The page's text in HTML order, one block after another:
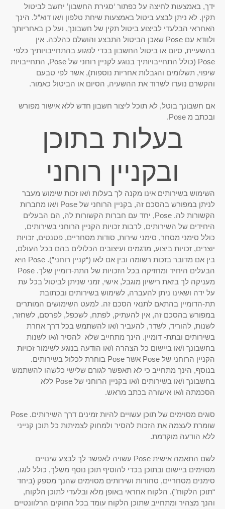
ידך, באמצעות לחיצה על כפתור ‘סגירת החשבון’ יחשב לביטול
תקין. לא ניתן לבצע ביטול באמצעות שיחת טלפון ו/או דוא”ל. הינך
האחראי הבלעדי לביצוע ביטול תקין של חשבונך, ועל כן באחריותך
ולוודא עם Pose שאכן הביטול התבצע והושלם כהלכה. אין
בהשעיית, סיום או ביטול החשבון בכדי לפגוע בהתחייבויותיך כלפי
Pose (כולל התחייבויותיך בנוגע לקניין רוחני של Pose, התחייבויות
שיפוי, תשלומים והגבלות אחריות נוספות), אשר לפי טבעם
והקשרם נועדו לשרוד את ההשעיה, הסיום או הביטול כאמור.
אם חשבונך בוטל, לא תוכל ליצור חשבון חדש ללא אישור מפורש
ובכתב מ Pose.
בעלות בתוכן
ובקניין רוחני
השימוש בשירותים אינו מקנה לך בעלות ו/או זכות שימוש מעבר
לניתן במפורש בהסכם זה, בקניין הרוחני של Pose ו/או מחברות
הקשורות לה. Pose, יחד עם חברות הקשורות לה, הם הבעלים
היחידים של השירותים, לרבות זכויות הקניין הרוחני בשירותים,
כולל סימני מסחר, סימני שירות, סודות מסחריים, פטנטים, זכויות
יוצרים, זכויות ביצוע, מדגמים ועיצובים הכלולים בהם בכל העולם,
בין אם מדובר בזכות רשומה ובין אם לאו (“קניין רוחני”). Pose היא
הבעלים היחיד ומחזיקה בכל הזכויות של התת-דומיין שלך. Pose
מעניקה לך בזאת רישיון מוגבל, אישי, זמני שניתן לביטול בכל עת
על ידה ושאינו ניתן להעברה, לשימוש בשירותים ובכתובת
תת-הדומיין בהתאם לתנאי הסכם זה. למעט השימושים המותרים
במפורש בהסכם זה, אין להעתיק, לפתח, לשכפל, לפרסם, לשחזר,
לשנות, להוריד, לשדר, להעביר ו/או להשתמש בכל דרך אחרת
בשירותים ובתת- דומיין. הינך מתחייב שלא להסיר ו/או לשנות
בחשבונך ו/או ביישום כל הצהרה ו/או הודעה בנוגע לשימור זכויות
הקניין הרוחני של Pose אשר Pose בוחרת לכלול בשירותים.
בנוסף, הינך מתחייב כי לא תאפשר לגורם שלישי כלשהו להשתמש
בחשבונך ו/או בשירותים ו/או בקניין הרוחני של Pose ללא
הסכמתה ו/או אישורה בכתב מראש.
סוגים מסוימים של תוכן עשויים להיות זמינים דרך השירותים. Pose
שומרת לעצמה את הזכות להסיר ולמחוק לצמיתות כל תוכן קנייני
ללא הודעה מוקדמת.
לשם התאמה אישית Pose עשויה לאפשר לך לבצע שינויים
מסוימים ביישום ובתוכן בכדי להוסיף תוכן נוסף משלך, כולל לוגו,
סימנים מסחריים, סחורות ושירותים מסוימים שהנך מספק (ביחד
“תוכן הלקוח”). הלקוח אחראי באופן מלא ובלעדי לתוכן הלקוח,
והנך מצהיר ומתחייב שתוכן הלקוח עומד בכל החוקים הרלוונטיים